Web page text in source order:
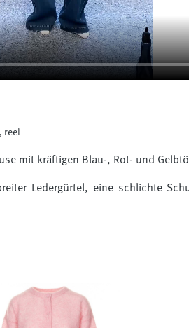
reel
mit kräftigen Blau-, Rot- und
Ledergürtel, eine schlichte